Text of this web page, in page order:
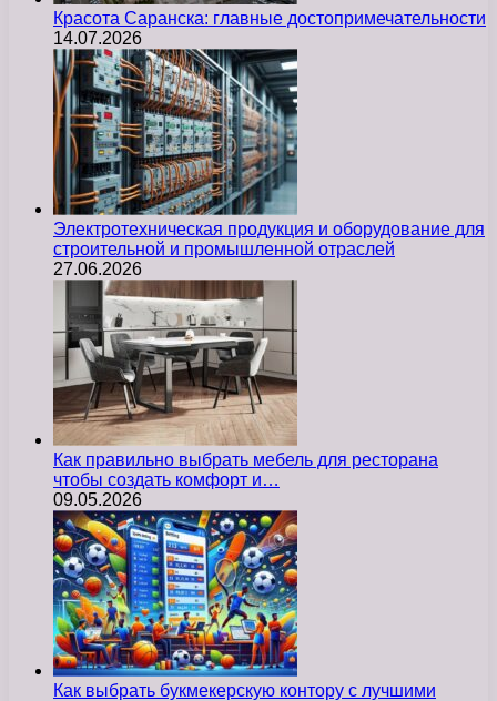
Красота Саранска: главные достопримечательности
14.07.2026
Электротехническая продукция и оборудование для
строительной и промышленной отраслей
27.06.2026
Как правильно выбрать мебель для ресторана
чтобы создать комфорт и…
09.05.2026
Как выбрать букмекерскую контору с лучшими